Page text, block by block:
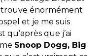
énormément
et je me suis
qu’après que j’ai
Snoop Dogg, Big